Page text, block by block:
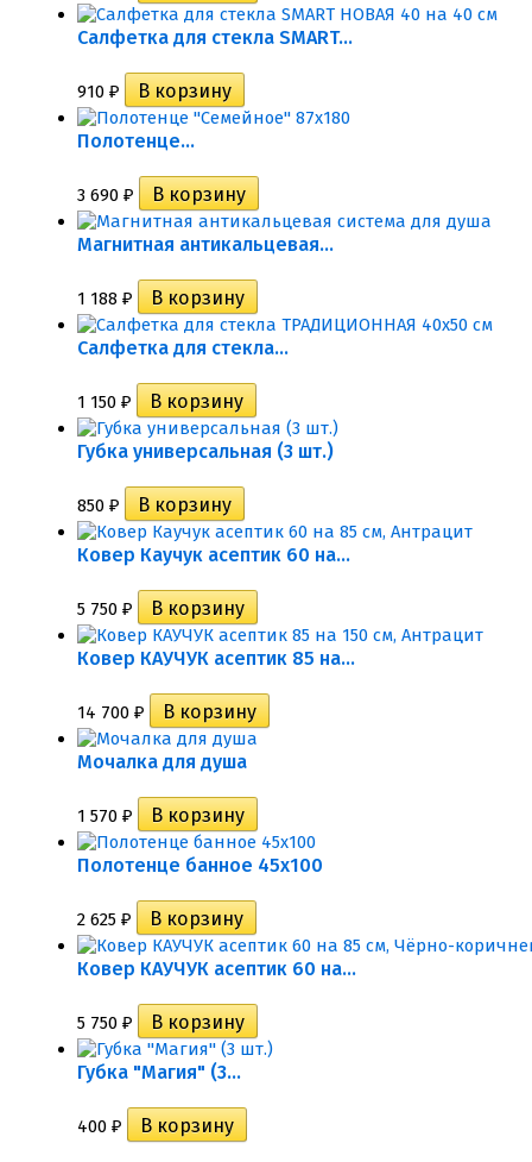
Салфетка для стекла SMART...
910 ₽
Полотенце...
3 690 ₽
Магнитная антикальцевая...
1 188 ₽
Салфетка для стекла...
1 150 ₽
Губка универсальная (3 шт.)
850 ₽
Ковер Каучук асептик 60 на...
5 750 ₽
Ковер КАУЧУК асептик 85 на...
14 700 ₽
Мочалка для душа
1 570 ₽
Полотенце банное 45х100
2 625 ₽
Ковер КАУЧУК асептик 60 на...
5 750 ₽
Губка "Магия" (3...
400 ₽